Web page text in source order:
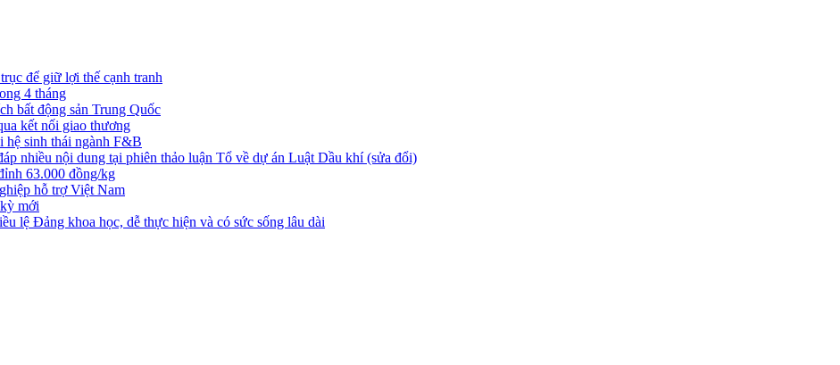
để giữ lợi thế cạnh tranh
4 tháng
bất động sản Trung Quốc
kết nối giao thương
hệ sinh thái ngành F&B
nhiều nội dung tại phiên thảo luận Tổ về dự án Luật Dầu khí (sửa đổi)
63.000 đồng/kg
hỗ trợ Việt Nam
mới
lệ Đảng khoa học, dễ thực hiện và có sức sống lâu dài